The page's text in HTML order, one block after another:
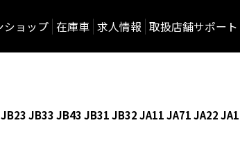
ショップ 在庫車 求人情報 取扱店舗サポート
JB33 JB43 JB31 JB32 JA11 JA71 JA22